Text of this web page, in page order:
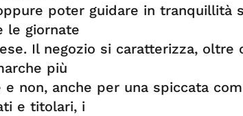
poter guidare in tranquillità
le giornate
Il negozio si caratterizza, oltre
più
e non, anche per una spiccata
e titolari, i